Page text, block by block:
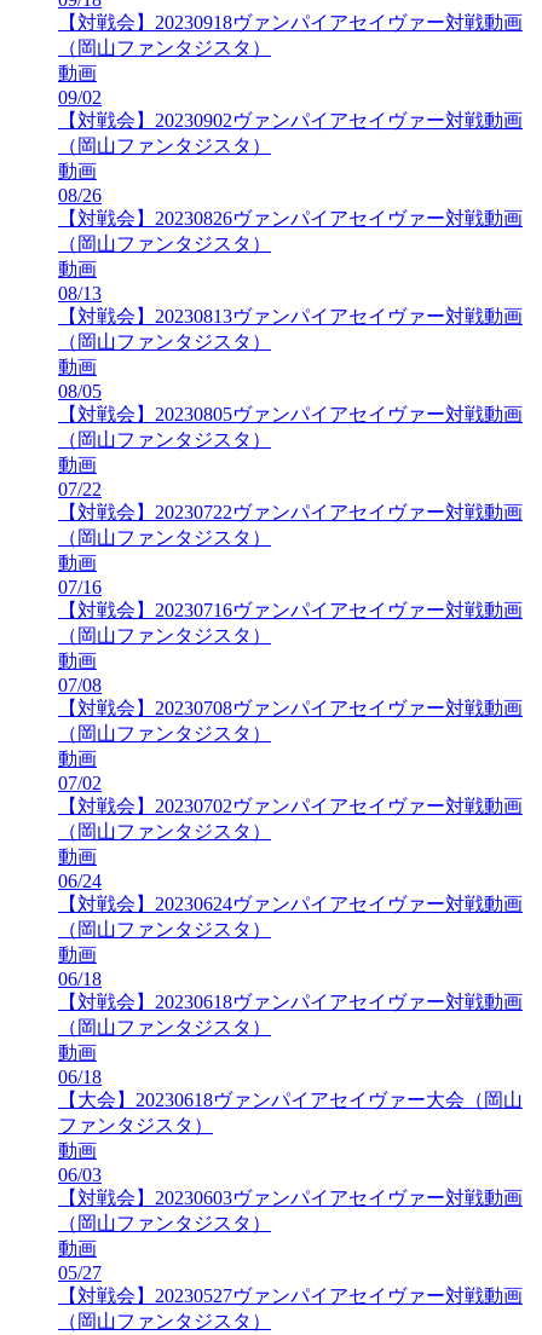
【対戦会】20230918ヴァンパイアセイヴァー対戦動画
（岡山ファンタジスタ）
動画
09/02
【対戦会】20230902ヴァンパイアセイヴァー対戦動画
（岡山ファンタジスタ）
動画
08/26
【対戦会】20230826ヴァンパイアセイヴァー対戦動画
（岡山ファンタジスタ）
動画
08/13
【対戦会】20230813ヴァンパイアセイヴァー対戦動画
（岡山ファンタジスタ）
動画
08/05
【対戦会】20230805ヴァンパイアセイヴァー対戦動画
（岡山ファンタジスタ）
動画
07/22
【対戦会】20230722ヴァンパイアセイヴァー対戦動画
（岡山ファンタジスタ）
動画
07/16
【対戦会】20230716ヴァンパイアセイヴァー対戦動画
（岡山ファンタジスタ）
動画
07/08
【対戦会】20230708ヴァンパイアセイヴァー対戦動画
（岡山ファンタジスタ）
動画
07/02
【対戦会】20230702ヴァンパイアセイヴァー対戦動画
（岡山ファンタジスタ）
動画
06/24
【対戦会】20230624ヴァンパイアセイヴァー対戦動画
（岡山ファンタジスタ）
動画
06/18
【対戦会】20230618ヴァンパイアセイヴァー対戦動画
（岡山ファンタジスタ）
動画
06/18
【大会】20230618ヴァンパイアセイヴァー大会（岡山
ファンタジスタ）
動画
06/03
【対戦会】20230603ヴァンパイアセイヴァー対戦動画
（岡山ファンタジスタ）
動画
05/27
【対戦会】20230527ヴァンパイアセイヴァー対戦動画
（岡山ファンタジスタ）